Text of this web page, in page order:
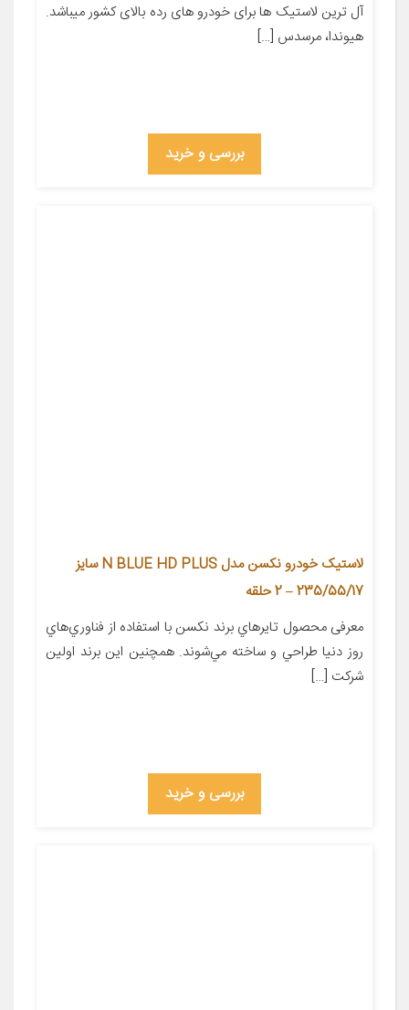
آل ترین لاستیک ها برای خودرو های رده بالای کشور میباشد.
هیوندا، مرسدس […]
بررسی و خرید
لاستیک خودرو نکسن مدل N BLUE HD PLUS سایز
235/55/17 – 2 حلقه
معرفی محصول تايرهاي برند نکسن با استفاده از فناوري‌هاي
روز دنيا طراحي و ساخته مي‌شوند. همچنين اين برند اولين
شرکت […]
بررسی و خرید